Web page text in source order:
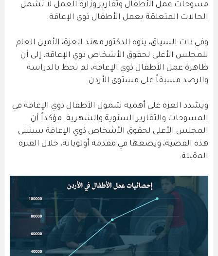
مسوحات عمل الأطفال وتقارير وزارة العمل لا تشمل
الحالات المتعلقة بعمل الأطفال ذوي الإعاقة.
وفي ذات السياق، ينوه الدكتور مهند العزة، الأمين العام
للمجلس الأعلى لحقوق الأشخاص ذوي الإعاقة، إلى أن
ظاهرة عمل الأطفال ذوي الإعاقة، لم تحظ بالدراسة
والرصد مسبقاً على مستوى الأردن.
ويشدد العزة على أهمية شمول الأطفال ذوي الإعاقة في
المسوحات والتقارير السنوية والشهرية. مؤكداً أن
المجلس الأعلى لحقوق الأشخاص ذوي الإعاقة سيتبنى
هذه القضية، ويضعها في مقدمة أولوياته، خلال الفترة
المقبلة.